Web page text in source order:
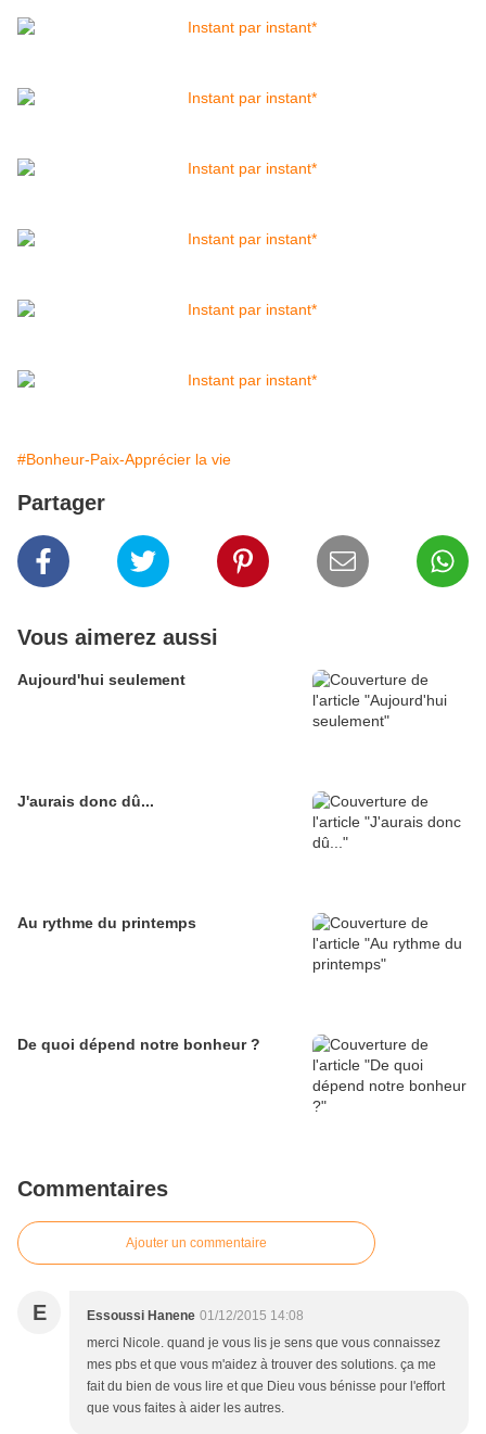
#Bonheur-Paix-Apprécier la vie
Partager
Vous aimerez aussi
Aujourd'hui seulement
J'aurais donc dû...
Au rythme du printemps
De quoi dépend notre bonheur ?
Commentaires
Ajouter un commentaire
E Essoussi Hanene 01/12/2015 14:08
merci Nicole. quand je vous lis je sens que vous connaissez
mes pbs et que vous m'aidez à trouver des solutions. ça me
fait du bien de vous lire et que Dieu vous bénisse pour l'effort
que vous faites à aider les autres.